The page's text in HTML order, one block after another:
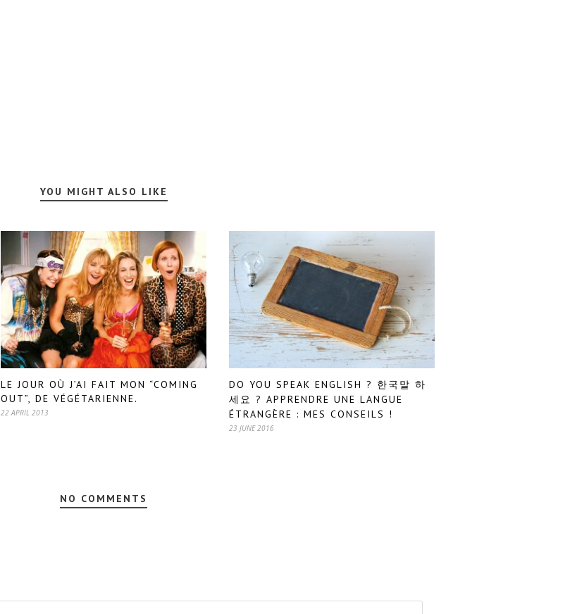
YOU MIGHT ALSO LIKE
LE JOUR OÙ J’AI FAIT MON “COMING
OUT”, DE VÉGÉTARIENNE.
22 APRIL 2013
DO YOU SPEAK ENGLISH ? 한국말 하
세요 ? APPRENDRE UNE LANGUE
ÉTRANGÈRE : MES CONSEILS !
23 JUNE 2016
NO COMMENTS